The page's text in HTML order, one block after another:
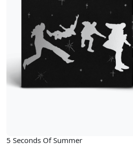
5 Seconds Of Summer